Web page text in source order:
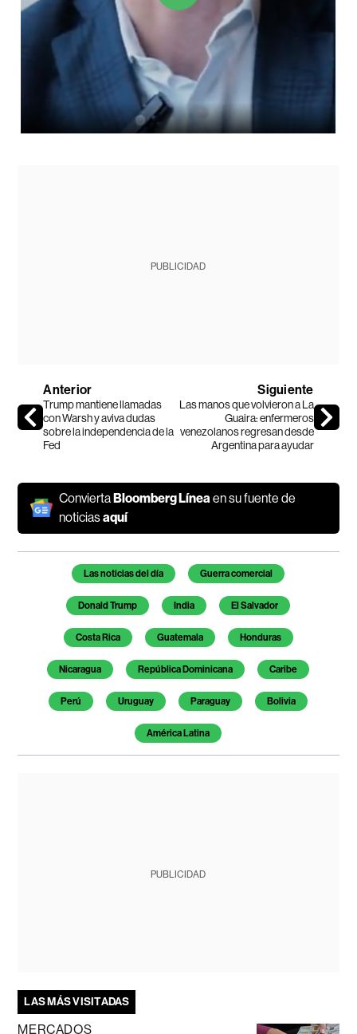
PUBLICIDAD
Anterior
Trump mantiene llamadas
con Warsh y aviva dudas
sobre la independencia de la
Fed
Siguiente
Las manos que volvieron a La
Guaira: enfermeros
venezolanos regresan desde
Argentina para ayudar
ConviertaBloomberg Línea en su fuente de
noticiasaquí
Temas de este artículo
Las noticias del día Guerra comercial
Donald Trump India El Salvador
Costa Rica Guatemala Honduras
Nicaragua República Dominicana Caribe
Perú Uruguay Paraguay Bolivia
América Latina
PUBLICIDAD
LAS MÁS VISITADAS
MERCADOS